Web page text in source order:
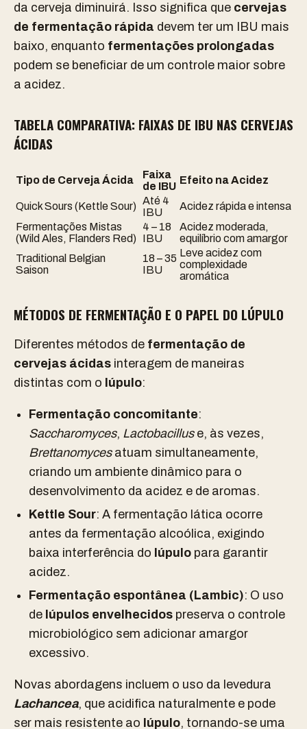
da cerveja diminuirá. Isso significa que cervejas
de fermentação rápida devem ter um IBU mais
baixo, enquanto fermentações prolongadas
podem se beneficiar de um controle maior sobre
a acidez.
TABELA COMPARATIVA: FAIXAS DE IBU NAS CERVEJAS
ÁCIDAS
Tipo de Cerveja Ácida
Faixa
de IBU
Efeito na Acidez
Quick Sours (Kettle Sour) Até 4
IBU
Acidez rápida e intensa
Fermentações Mistas
(Wild Ales, Flanders Red)
4 – 18
IBU
Acidez moderada,
equilíbrio com amargor
Traditional Belgian
Saison
18 – 35
IBU
Leve acidez com
complexidade
aromática
MÉTODOS DE FERMENTAÇÃO E O PAPEL DO LÚPULO
Diferentes métodos de fermentação de
cervejas ácidas interagem de maneiras
distintas com o lúpulo:
Fermentação concomitante:
Saccharomyces, Lactobacilluse, às vezes,
Brettanomyces atuam simultaneamente,
criando um ambiente dinâmico para o
desenvolvimento da acidez e de aromas.
Kettle Sour: A fermentação lática ocorre
antes da fermentação alcoólica, exigindo
baixa interferência do lúpulo para garantir
acidez.
Fermentação espontânea (Lambic): O uso
de lúpulos envelhecidos preserva o controle
microbiológico sem adicionar amargor
excessivo.
Novas abordagens incluem o uso da levedura
Lachancea, que acidifica naturalmente e pode
ser mais resistente ao lúpulo, tornando-se uma